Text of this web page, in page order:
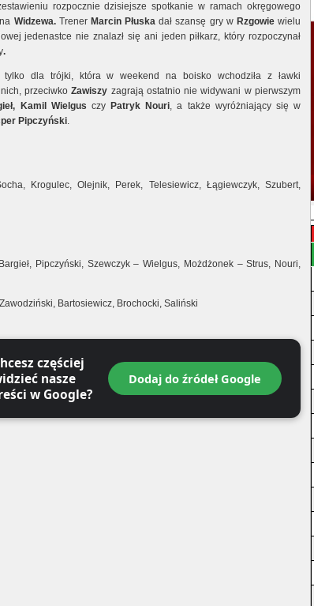
rozpocznie dzisiejsze spotkanie w ramach okręgowego
Widzewa.Trener Marcin Płuska dał szansę gry w Rzgowiewielu
jedenastce nie znalazł się ani jeden piłkarz, który rozpoczynał
.
tylko dla trójki, która w weekend na boisko wchodziła z ławki
przeciwkoZawiszy zagrają ostatnio nie widywani w pierwszym
Kamil Wielgus czy Patryk Nouri, a także wyróżniający się w
Pipczyński.
Krogulec, Olejnik, Perek, Telesiewicz, Łągiewczyk, Szubert,
Pipczyński, Szewczyk – Wielgus, Możdżonek – Strus, Nouri,
Bartosiewicz, Brochocki, Saliński
częściej
nasze
w Google?
Dodaj do źródeł Google